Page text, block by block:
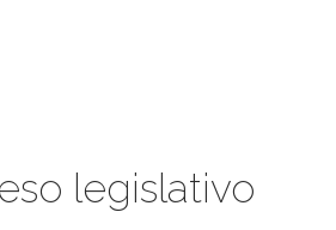
legislativo